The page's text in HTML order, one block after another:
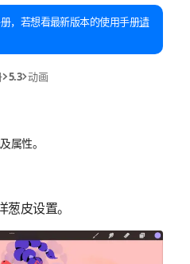
，若想看最新版本的使用手册请
5.3 动画
属性。
皮设置。